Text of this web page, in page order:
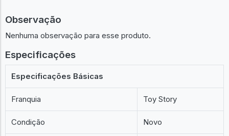
Observação
Nenhuma observação para esse produto.
Especificações
Especificações Básicas
Franquia Toy Story
Condição Novo